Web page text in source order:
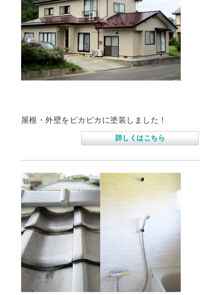
屋根・外壁をピカピカに塗装しました！
詳しくはこちら